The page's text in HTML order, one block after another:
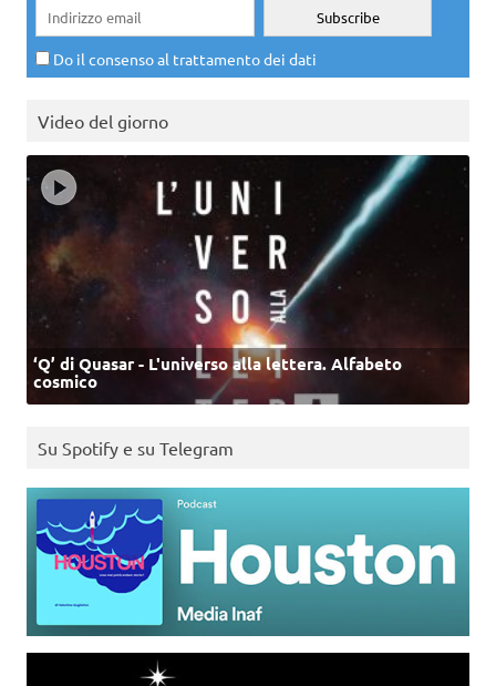
Do il consenso al trattamento dei dati
Video del giorno
‘Q’ di Quasar - L'universo alla lettera. Alfabeto
cosmico
Su Spotify e su Telegram